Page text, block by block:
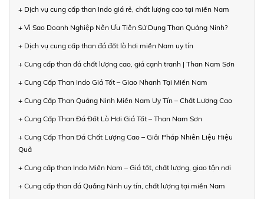
+ Dịch vụ cung cấp than Indo giá rẻ, chất lượng cao tại miền Nam
+ Vì Sao Doanh Nghiệp Nên Ưu Tiên Sử Dụng Than Quảng Ninh?
+ Dịch vụ cung cấp than đá đốt lò hơi miền Nam uy tín
+ Cung cấp than đá chất lượng cao, giá cạnh tranh | Than Nam Sơn
+ Cung Cấp Than Indo Giá Tốt – Giao Nhanh Tại Miền Nam
+ Cung Cấp Than Quảng Ninh Miền Nam Uy Tín – Chất Lượng Cao
+ Cung Cấp Than Đá Đốt Lò Hơi Giá Tốt – Than Nam Sơn
+ Cung Cấp Than Đá Chất Lượng Cao – Giải Pháp Nhiên Liệu Hiệu
Quả
+ Cung cấp than Indo Miền Nam – Giá tốt, chất lượng, giao tận nơi
+ Cung cấp than đá Quảng Ninh uy tín, chất lượng tại miền Nam